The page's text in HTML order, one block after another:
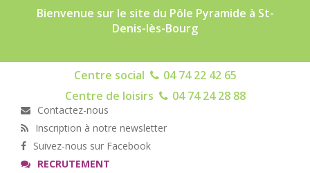
Bienvenue sur le site du Pôle Pyramide à St-
Denis-lès-Bourg
Centre social
04 74 22 42 65
Centre de loisirs
04 74 24 28 88
Contactez-nous
Inscription à notre newsletter
Suivez-nous sur Facebook
RECRUTEMENT